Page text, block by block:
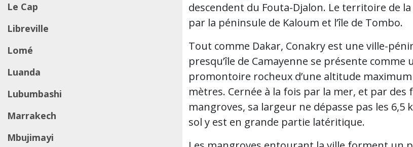
Le Cap
Libreville
Lomé
Luanda
Lubumbashi
Marrakech
Mbujimayi
descendent du Fouta-Djalon. Le territoire de
par la péninsule de Kaloum et l’île de Tombo.
Tout comme Dakar, Conakry est une ville-
presqu’île de Camayenne se présente comme
promontoire rocheux d’une altitude maximum
mètres. Cernée à la fois par la mer, et par des
mangroves, sa largeur ne dépasse pas les 6,5
sol y est en grande partie latéritique.